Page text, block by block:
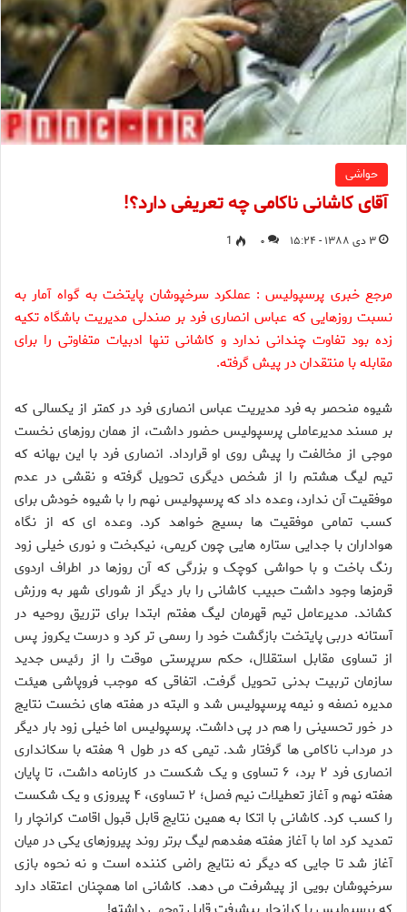
حواشی
آقای کاشانی ناکامی چه تعریفی دارد؟!
۳ دی ۱۳۸۸ - ۱۵:۲۴ ۰ 1
مرجع خبری پرسپولیس : عملکرد سرخپوشان پایتخت به گواه آمار به
نسبت روزهایی که عباس انصاری فرد بر صندلی مدیریت باشگاه تکیه
زده بود تفاوت چندانی ندارد و کاشانی تنها ادبیات متفاوتی را برای
مقابله با منتقدان در پیش گرفته.
شیوه منحصر به فرد مدیریت عباس انصاری فرد در کمتر از یکسالی که
بر مسند مدیرعاملی پرسپولیس حضور داشت، از همان روزهای نخست
موجی از مخالفت را پیش روی او قرارداد. انصاری فرد با این بهانه که
تیم لیگ هشتم را از شخص دیگری تحویل گرفته و نقشی در عدم
موفقیت آن ندارد، وعده داد که پرسپولیس نهم را با شیوه خودش برای
کسب تمامی موفقیت ها بسیج خواهد کرد. وعده ای که از نگاه
هواداران با جدایی ستاره هایی چون کریمی، نیکبخت و نوری خیلی زود
رنگ باخت و با حواشی کوچک و بزرگی که آن روزها در اطراف اردوی
قرمزها وجود داشت حبیب کاشانی را بار دیگر از شورای شهر به ورزش
کشاند. مدیرعامل تیم قهرمان لیگ هفتم ابتدا برای تزریق روحیه در
آستانه دربی پایتخت بازگشت خود را رسمی تر کرد و درست یکروز پس
از تساوی مقابل استقلال، حکم سرپرستی موقت را از رئیس جدید
سازمان تربیت بدنی تحویل گرفت. اتفاقی که موجب فروپاشی هیئت
مدیره نصفه و نیمه پرسپولیس شد و البته در هفته های نخست نتایج
در خور تحسینی را هم در پی داشت. پرسپولیس اما خیلی زود بار دیگر
در مرداب ناکامی ها گرفتار شد. تیمی که در طول ۹ هفته با سکانداری
انصاری فرد ۲ برد، ۶ تساوی و یک شکست در کارنامه داشت، تا پایان
هفته نهم و آغاز تعطیلات نیم فصل؛ ۲ تساوی، ۴ پیروزی و یک شکست
را کسب کرد. کاشانی با اتکا به همین نتایج قابل قبول اقامت کرانچار را
تمدید کرد اما با آغاز هفته هفدهم لیگ برتر روند پیروزهای یکی در میان
آغاز شد تا جایی که دیگر نه نتایج راضی کننده است و نه نحوه بازی
سرخپوشان بویی از پیشرفت می دهد. کاشانی اما همچنان اعتقاد دارد